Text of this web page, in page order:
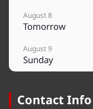
August 8
Tomorrow
August 9
Sunday
Monday
Contact Info